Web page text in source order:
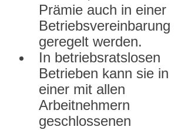
Prämie auch in einer
Betriebsvereinbarung
geregelt werden.
In betriebsratslosen
Betrieben kann sie in
einer mit allen
Arbeitnehmern
geschlossenen